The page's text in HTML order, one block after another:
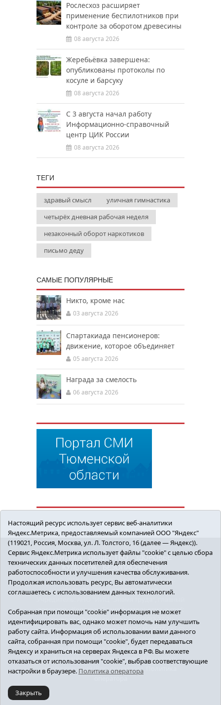
Рослесхоз расширяет
применение беспилотников при
контроле за оборотом древесины
08 августа 2026
Жеребьёвка завершена:
опубликованы протоколы по
косуле и барсуку
08 августа 2026
С 3 августа начал работу
Информационно-справочный
центр ЦИК России
08 августа 2026
ТЕГИ
здравый смысл
уличная гимнастика
четырёх дневная рабочая неделя
незаконный оборот наркотиков
письмо деду
САМЫЕ ПОПУЛЯРНЫЕ
Никто, кроме нас
03 августа 2026
Спартакиада пенсионеров:
движение, которое объединяет
05 августа 2026
Награда за смелость
06 августа 2026
ПОЛИТИКА ОБЩЕСТВО
ЗДОРОВЬЕ
КУЛЬТУРА
БЕЗОПАСНОСТЬ
16+ © 2018 Сорокинский район в деталях.
Новости Сорокинского района
редактор - Королюк Елена Анатольевна, e-mail:
znamenka@inbox.ru, тел.: 8(34550)2-27-30
Регистрационный номер СМИ Эл №ФС77-69142
от 24 марта 2017 г., выданное Федеральной
службой по надзору в сфере связи,
информационных технологий и массовых
коммуникаций (Роскомнадзор).
Настоящий ресурс использует сервис веб-аналитики
Яндекс.Метрика, предоставляемый компанией ООО "Яндекс"
(119021, Россия, Москва, ул. Л. Толстого, 16 (далее — Яндекс)).
Сервис Яндекс.Метрика использует файлы "cookie" с целью сбора
технических данных посетителей для обеспечения
работоспособности и улучшения качества обслуживания.
Продолжая использовать ресурс, Вы автоматически
соглашаетесь с использованием данных технологий.
Собранная при помощи "cookie" информация не может
идентифицировать вас, однако может помочь нам улучшить
работу сайта. Информация об использовании вами данного
сайта, собранная при помощи "cookie", будет передаваться
Яндексу и храниться на серверах Яндекса в РФ. Вы можете
отказаться от использования "cookie", выбрав соответствующие
настройки в браузере. Политика оператора
Закрыть